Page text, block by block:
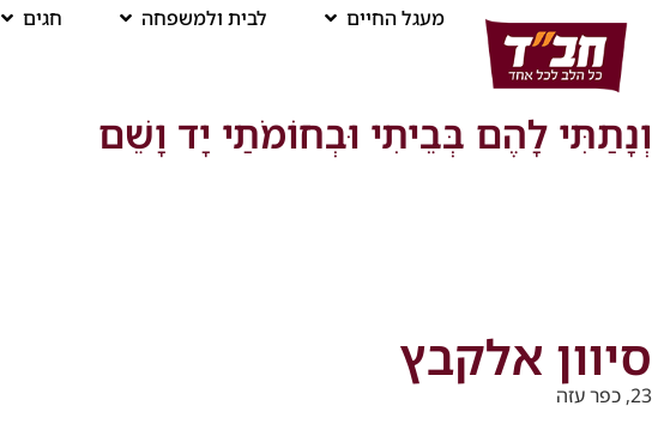
מעגל החיים לבית ולמשפחה חגים
וְנָתַתִּי לָהֶם בְּבֵיתִי וּבְחוֹמֹתַי יָד וָשֵׁם
סיוון אלקבץ
23, כפר עזה